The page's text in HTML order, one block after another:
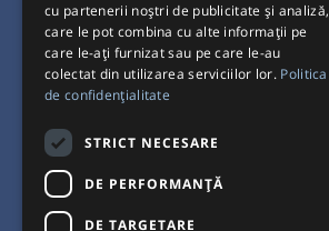
Curse autobuz
Plecări/Sosiri
Setări de cookie-uri
cu partenerii noștri de publicitate și analiză,
care le pot combina cu alte informații pe
care le-ați furnizat sau pe care le-au
colectat din utilizarea serviciilor lor. Politica
de confidențialitate
STRICT NECESARE
DE PERFORMANȚĂ
DE TARGETARE